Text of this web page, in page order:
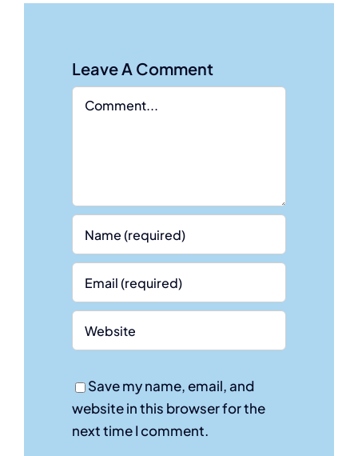
Leave A Comment
Comment
Save my name, email, and
website in this browser for the
next time I comment.